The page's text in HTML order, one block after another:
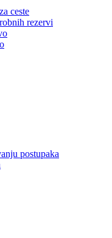
ceste
rezervi
postupaka